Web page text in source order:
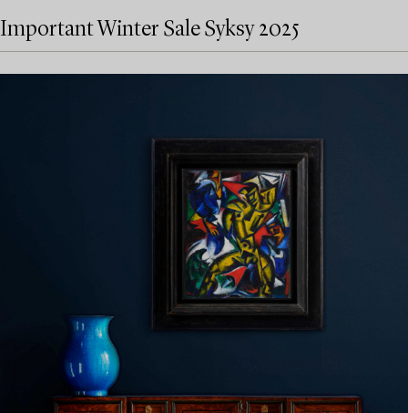
Important Winter Sale Syksy 2025